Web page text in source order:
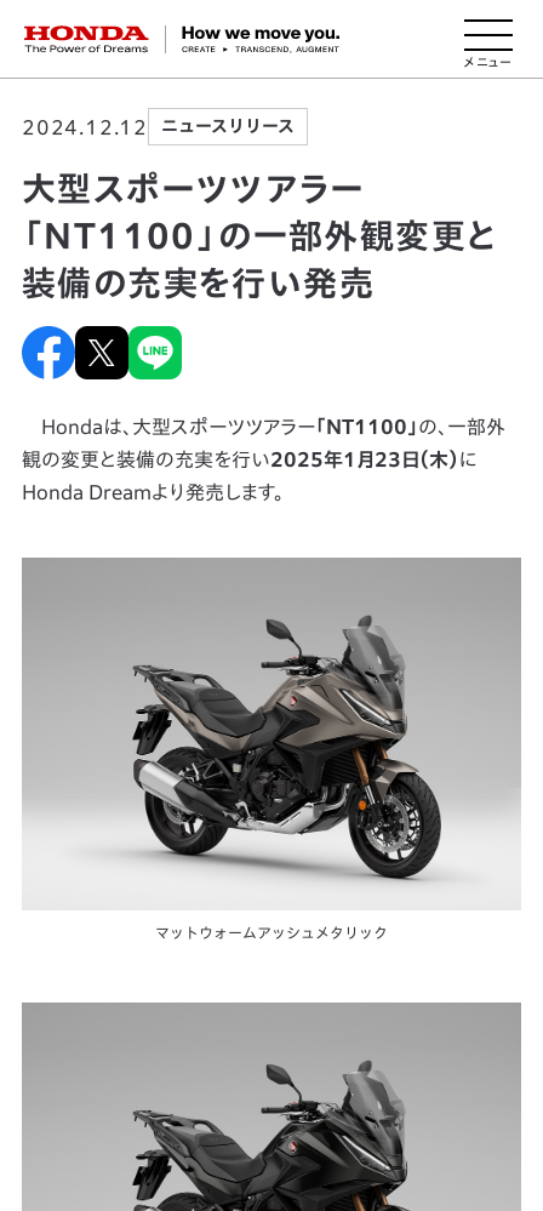
HONDA The Power of Dreams
2024.12.12 ニュースリリース
大型スポーツツアラー
「NT1100」の一部外観変更と
装備の充実を行い発売
Hondaは、大型スポーツツアラー「NT1100」の、一部外
観の変更と装備の充実を行い2025年1月23日（木） に
Honda Dreamより発売します。
マットウォームアッシュメタリック